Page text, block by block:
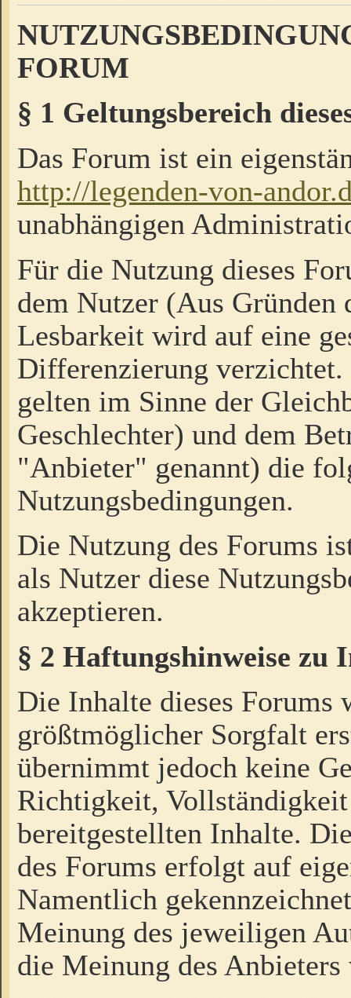
FORUM
§ 1 Geltungsbereich
Das Forum ist ein
http://legenden-von-
unabhängigen
Für die Nutzung dieses
dem Nutzer (Aus Gründen
Lesbarkeit wird auf eine
Differenzierung
gelten im Sinne der
Geschlechter) und dem
"Anbieter" genannt) die
Nutzungsbedingungen.
Die Nutzung des Forums
als Nutzer diese
akzeptieren.
§ 2 Haftungshinweise zu
Die Inhalte dieses Forums
größtmöglicher Sorgfalt
übernimmt jedoch keine
Richtigkeit,
bereitgestellten Inhalte.
des Forums erfolgt auf
Namentlich
Meinung des jeweiligen
die Meinung des Anbieters